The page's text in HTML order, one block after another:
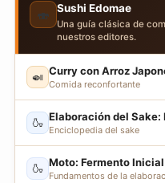
🍣 Sushi Edomae
Una guía clásica de
nuestros editores.
🍛 Curry con Arroz
Comida reconfortante
🍶 Elaboración del Sake:
Enciclopedia del sake
🍶 Moto: Fermento Inicial
Fundamentos de la